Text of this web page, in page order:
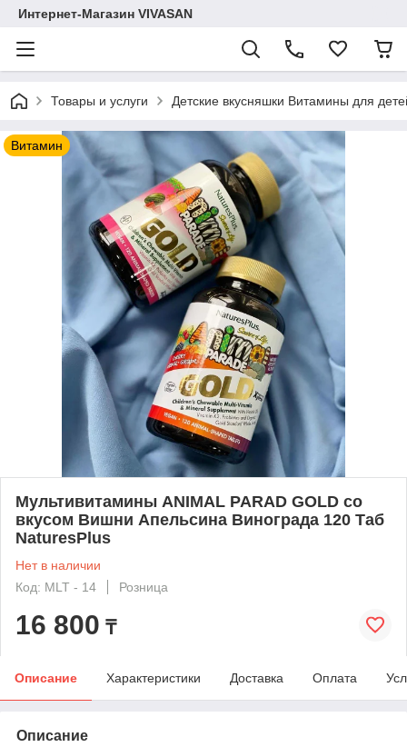
Интернет-Магазин VIVASAN
Товары и услуги Детские вкусняшки Витамины для
Витамин
Мультивитамины ANIMAL PARAD GOLD со
вкусом Вишни Апельсина Винограда 120 Таб
NaturesPlus
Нет в наличии
Код: MLT - 14
Розница
16 800 ₸
Описание Характеристики Доставка Оплата
Описание